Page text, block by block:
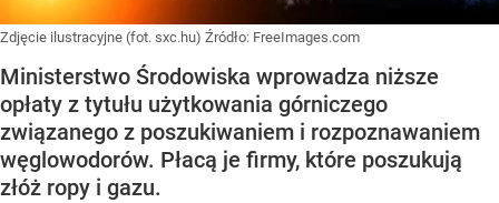
Zdjęcie ilustracyjne (fot. sxc.hu) Źródło: FreeImages.com
Ministerstwo Środowiska wprowadza niższe
opłaty z tytułu użytkowania górniczego
związanego z poszukiwaniem i rozpoznawaniem
węglowodorów. Płacą je firmy, które poszukują
złóż ropy i gazu.